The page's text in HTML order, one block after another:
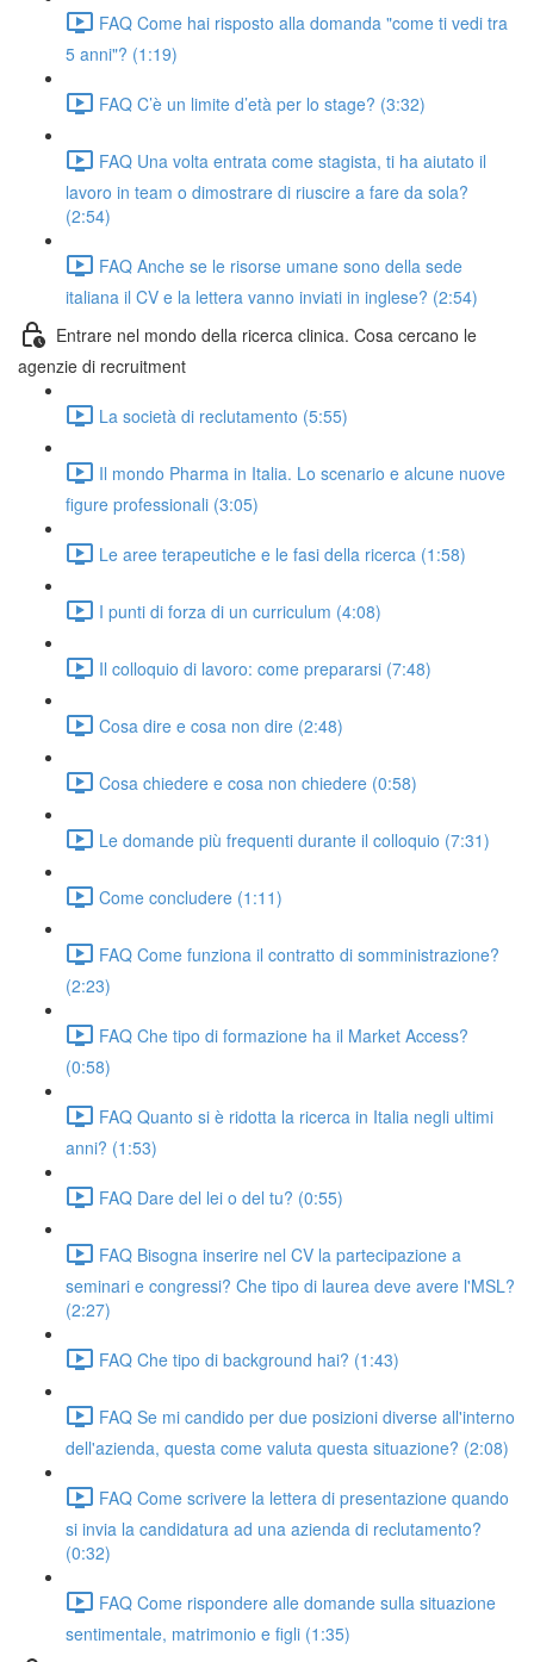
FAQ Come hai risposto alla domanda "come ti vedi tra
5 anni"? (1:19)
FAQ C’è un limite d’età per lo stage? (3:32)
FAQ Una volta entrata come stagista, ti ha aiutato il
lavoro in team o dimostrare di riuscire a fare da sola?
(2:54)
FAQ Anche se le risorse umane sono della sede
italiana il CV e la lettera vanno inviati in inglese? (2:54)
Entrare nel mondo della ricerca clinica. Cosa cercano le
agenzie di recruitment
La società di reclutamento (5:55)
Il mondo Pharma in Italia. Lo scenario e alcune nuove
figure professionali (3:05)
Le aree terapeutiche e le fasi della ricerca (1:58)
I punti di forza di un curriculum (4:08)
Il colloquio di lavoro: come prepararsi (7:48)
Cosa dire e cosa non dire (2:48)
Cosa chiedere e cosa non chiedere (0:58)
Le domande più frequenti durante il colloquio (7:31)
Come concludere (1:11)
FAQ Come funziona il contratto di somministrazione?
(2:23)
FAQ Che tipo di formazione ha il Market Access?
(0:58)
FAQ Quanto si è ridotta la ricerca in Italia negli ultimi
anni? (1:53)
FAQ Dare del lei o del tu? (0:55)
FAQ Bisogna inserire nel CV la partecipazione a
seminari e congressi? Che tipo di laurea deve avere l'MSL?
(2:27)
FAQ Che tipo di background hai? (1:43)
FAQ Se mi candido per due posizioni diverse all'interno
dell'azienda, questa come valuta questa situazione? (2:08)
FAQ Come scrivere la lettera di presentazione quando
si invia la candidatura ad una azienda di reclutamento?
(0:32)
FAQ Come rispondere alle domande sulla situazione
sentimentale, matrimonio e figli (1:35)